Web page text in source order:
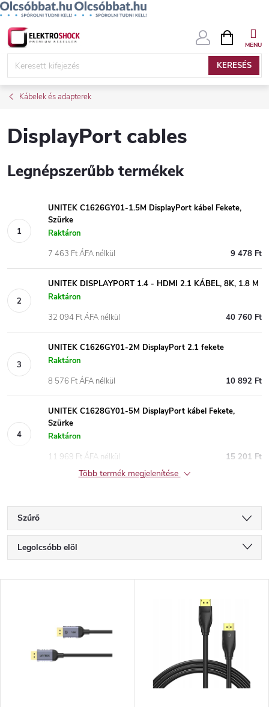
Ugrás
KERESÉS
KOSÁR
Kábelek és adapterek
DisplayPort cables
Legnépszerűbb termékek
UNITEK C1626GY01-1.5M DisplayPort kábel Fekete,
Szürke
Raktáron
9 478 Ft
7 463 Ft ÁFA nélkül
UNITEK DISPLAYPORT 1.4 - HDMI 2.1 KÁBEL, 8K, 1.8 M
Raktáron
40 760 Ft
32 094 Ft ÁFA nélkül
UNITEK C1626GY01-2M DisplayPort 2.1 fekete
Raktáron
10 892 Ft
8 576 Ft ÁFA nélkül
UNITEK C1628GY01-5M DisplayPort kábel Fekete,
Szürke
Raktáron
15 201 Ft
11 969 Ft ÁFA nélkül
Több termék megjelenítése
Szűrő
T
e
Legolcsóbb elöl